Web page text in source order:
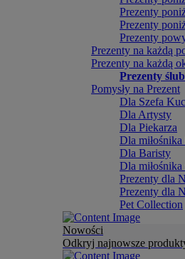
Prezenty
Prezenty
Prezenty
Prezenty na każdą
Prezenty na każdą
Prezenty
Pomysły na Prezent
Dla Szefa
Dla Artysty
Dla Piekarza
Dla miłośnika
Dla Baristy
Dla
Prezenty dla
Prezenty dla
Pet Collection
Nowości
Odkryj najnowsze